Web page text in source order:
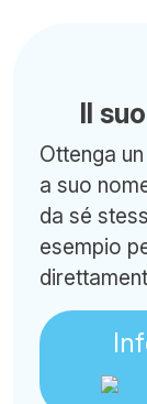
Il
Ottenga
a suo
da sé
esempio